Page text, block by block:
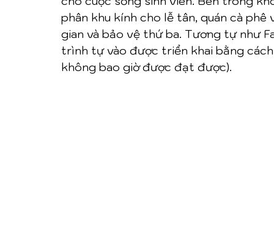
phân khu kính cho lễ tân, quán cà
gian và bảo vệ thứ ba. Tương tự như
trình tự vào được triển khai bằng
không bao giờ được đạt được).